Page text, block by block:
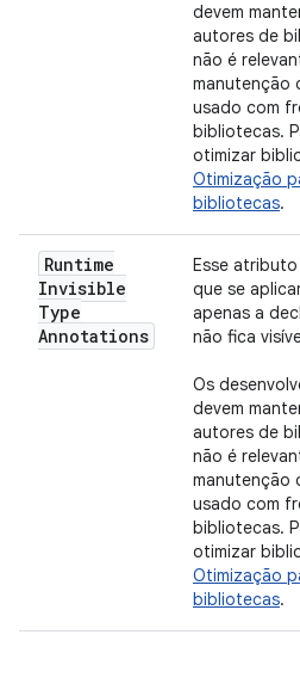
devem
autores de
não é
manutenção
usado com
bibliotecas.
otimizar
Otimização
bibliotecas.
Runtime
Invisible
Type
Annotations
Esse
que se
apenas a
não fica
Os
devem
autores de
não é
manutenção
usado com
bibliotecas.
otimizar
Otimização
bibliotecas.